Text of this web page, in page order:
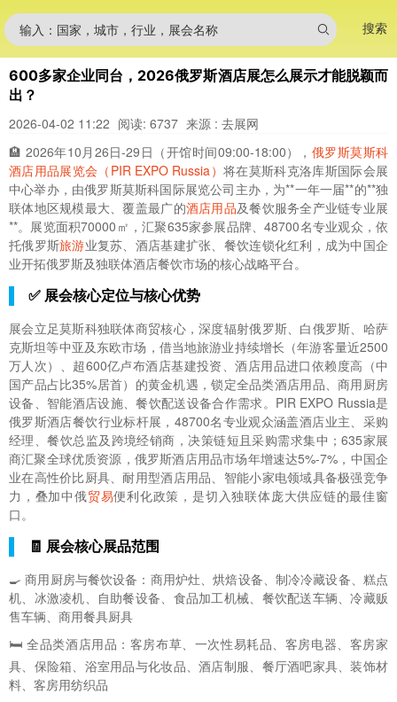
输入：国家，城市，行业，展会名称 搜索
600多家企业同台，2026俄罗斯酒店展怎么展示才能脱颖而
出？
2026-04-02 11:22 阅读: 6737 来源 : 去展网
🏨 2026年10月26日-29日（开馆时间09:00-18:00）， 俄罗斯莫斯科
酒店用品展览会（PIR EXPO Russia） 将在莫斯科克洛库斯国际会展
中心举办，由俄罗斯莫斯科国际展览公司主办，为**一年一届**的**独
联体地区规模最大、覆盖最广的酒店用品及餐饮服务全产业链专业展
**。展览面积70000㎡，汇聚635家参展品牌、48700名专业观众，依
托俄罗斯旅游业复苏、酒店基建扩张、餐饮连锁化红利，成为中国企
业开拓俄罗斯及独联体酒店餐饮市场的核心战略平台。
✅ 展会核心定位与核心优势
展会立足莫斯科独联体商贸核心，深度辐射俄罗斯、白俄罗斯、哈萨
克斯坦等中亚及东欧市场，借当地旅游业持续增长（年游客量近2500
万人次）、超600亿卢布酒店基建投资、酒店用品进口依赖度高（中
国产品占比35%居首）的黄金机遇，锁定全品类酒店用品、商用厨房
设备、智能酒店设施、餐饮配送设备合作需求。PIR EXPO Russia是
俄罗斯酒店餐饮行业标杆展，48700名专业观众涵盖酒店业主、采购
经理、餐饮总监及跨境经销商，决策链短且采购需求集中；635家展
商汇聚全球优质资源，俄罗斯酒店用品市场年增速达5%-7%，中国企
业在高性价比厨具、耐用型酒店用品、智能小家电领域具备极强竞争
力，叠加中俄贸易便利化政策，是切入独联体庞大供应链的最佳窗
口。
🧾 展会核心展品范围
🍳 商用厨房与餐饮设备：商用炉灶、烘焙设备、制冷冷藏设备、糕点
机、冰激凌机、自助餐设备、食品加工机械、餐饮配送车辆、冷藏贩
售车辆、商用餐具厨具
🛏️ 全品类酒店用品：客房布草、一次性易耗品、客房电器、客房家
具、保险箱、浴室用品与化妆品、酒店制服、餐厅酒吧家具、装饰材
料、客房用纺织品